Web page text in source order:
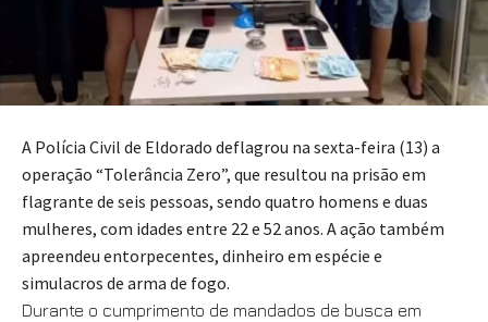
A Polícia Civil de Eldorado deflagrou na sexta-feira (13) a
operação “Tolerância Zero”, que resultou na prisão em
flagrante de seis pessoas, sendo quatro homens e duas
mulheres, com idades entre 22 e 52 anos. A ação também
apreendeu entorpecentes, dinheiro em espécie e
simulacros de arma de fogo.
Durante o cumprimento de mandados de busca em